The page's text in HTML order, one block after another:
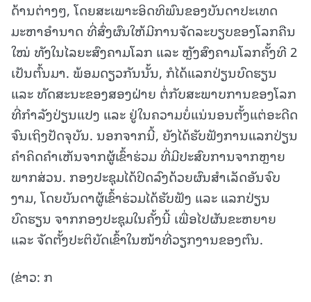
ດ້ານຕ່າງໆ, ໂດຍສະເພາະອິດທິພົນຂອງບັນດາປະເທດ
ມະຫາອໍານາດ ທີ່ສົ່ງຜົນໃຫ້ມີການຈັດລະບຽບຂອງໂລກຄືນ
ໃໝ່ ທັງໃນໄລຍະສົງຄາມໂລກ ແລະ ຫຼັງສົງຄາມໂລກຄັ້ງທີ 2
ເປັນຕົ້ນມາ. ພ້ອມດຽວກັນນັ້ນ, ກໍໄດ້ແລກປ່ຽນບົດຮຽນ
ແລະ ທັດສະນະຂອງສອງຝ່າຍ ຕໍ່ກັບສະພາບການຂອງໂລກ
ທີ່ກໍາລັງປ່ຽນແປງ ແລະ ຢູ່ໃນຄວາມບໍ່ແນ່ນອນຕັ້ງແຕ່ອະດີດ
ຈົນເຖິງປັດຈຸບັນ. ນອກຈາກນີ້, ຍັງໄດ້ຮັບຟັງການແລກປ່ຽນ
ຄຳຄິດຄຳເຫັນຈາກຜູ້ເຂົ້າຮ່ວມ ທີ່ມີປະສົບການຈາກຫຼາຍ
ພາກສ່ວນ. ກອງປະຊຸມໄດ້ປິດລົງດ້ວຍຜົນສຳເລັດອັນຈົບ
ງາມ, ໂດຍບັນດາຜູ້ເຂົ້າຮ່ວມໄດ້ຮັບຟັງ ແລະ ແລກປ່ຽນ
ບົດຮຽນ ຈາກກອງປະຊຸມໃນຄັ້ງນີ້ ເພື່ອໄປຜັນຂະຫຍາຍ
ແລະ ຈັດຕັ້ງປະຕິບັດເຂົ້າໃນໜ້າທີ່ວຽກງານຂອງຕົນ.
(ຂ່າວ: ກ